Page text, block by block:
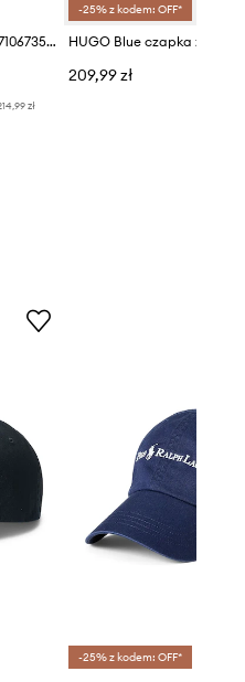
Polo Ralph Lauren - Czapka 710673584015
zł
-25% z kodem: OFF*
209,99 zł
-25% z kodem: OFF*